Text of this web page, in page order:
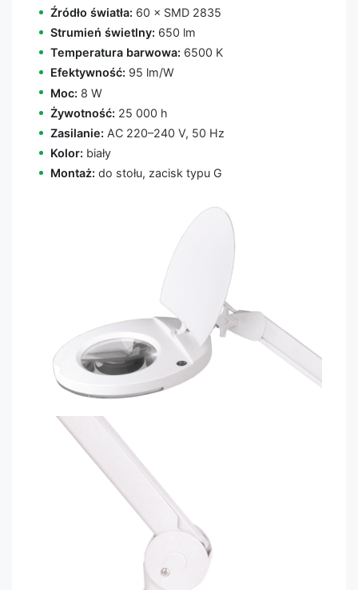
Źródło światła: 60 × SMD 2835
Strumień świetlny: 650 lm
Temperatura barwowa: 6500 K
Efektywność: 95 lm/W
Moc: 8 W
Żywotność: 25 000 h
Zasilanie: AC 220–240 V, 50 Hz
Kolor: biały
Montaż: do stołu, zacisk typu G